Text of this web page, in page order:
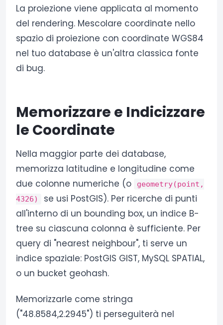
La proiezione viene applicata al momento
del rendering. Mescolare coordinate nello
spazio di proiezione con coordinate WGS84
nel tuo database è un'altra classica fonte
di bug.
Memorizzare e Indicizzare
le Coordinate
Nella maggior parte dei database,
memorizza latitudine e longitudine come
due colonne numeriche (o
geometry(point,
4326)
se usi PostGIS). Per ricerche di punti
all'interno di un bounding box, un indice B-
tree su ciascuna colonna è sufficiente. Per
query di "nearest neighbour", ti serve un
indice spaziale: PostGIS GIST, MySQL SPATIAL,
o un bucket geohash.
Memorizzarle come stringa
("48.8584,2.2945") ti perseguiterà nel